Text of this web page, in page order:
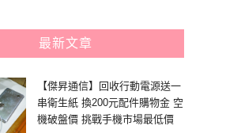
最新文章
【傑昇通信】回收行動電源送一
串衛生紙 換200元配件購物金 空
機破盤價 挑戰手機市場最低價